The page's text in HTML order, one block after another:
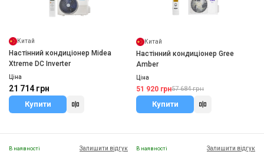
Китай
Настінний кондиціонер Midea
Xtreme DC Inverter
Ціна
21 714 грн
Купити
Китай
Настінний кондиціонер Gree
Amber
Ціна
51 920 грн57 684 грн
Купити
В наявності Залишити відгук В наявності Залишити відгук